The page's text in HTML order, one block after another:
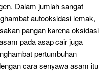
Dalam jumlah sangat
autooksidasi lemak,
pangan karena oksidasi
pada asap cair juga
pertumbuhan
cara senyawa asam itu